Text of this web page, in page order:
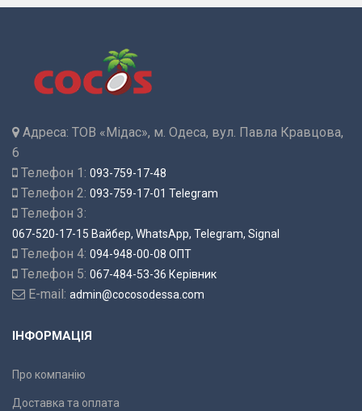
Адреса: ТОВ «Мідас», м. Одеса, вул. Павла Кравцова,
6
Телефон 1: 093-759-17-48
Телефон 2: 093-759-17-01 Telegram
Телефон 3:
067-520-17-15 Вайбер, WhatsApp, Telegram, Signal
Телефон 4: 094-948-00-08 ОПТ
Телефон 5: 067-484-53-36 Керівник
E-mail: admin@cocosodessa.com
ІНФОРМАЦІЯ
Про компанію
Доставка та оплата